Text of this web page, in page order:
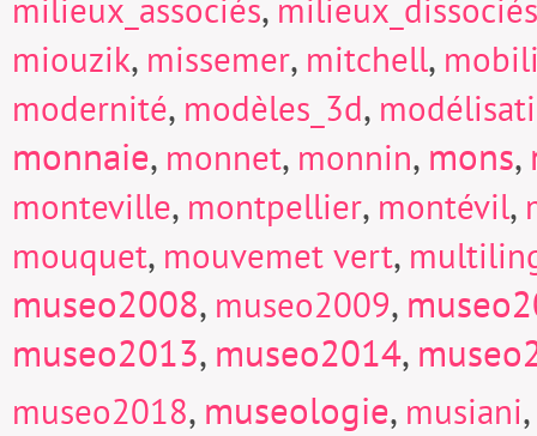
milieux_associés milieux_dissociés
miouzik, missemer, mitchell,
modernité, modèles_3d,
monnaie, monnet, monnin, mons,
monteville, montpellier, montévil,
mouquet, mouvemet vert,
museo2008, museo2009,
museo2013, museo2014,
museo2018, museologie, musiani,